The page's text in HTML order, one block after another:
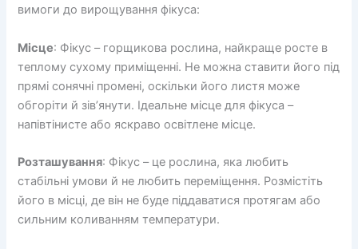
вимоги до вирощування фікуса:
Місце: Фікус – горщикова рослина, найкраще росте в
теплому сухому приміщенні. Не можна ставити його під
прямі сонячні промені, оскільки його листя може
обгоріти й зів’янути. Ідеальне місце для фікуса –
напівтінисте або яскраво освітлене місце.
Розташування: Фікус – це рослина, яка любить
стабільні умови й не любить переміщення. Розмістіть
його в місці, де він не буде піддаватися протягам або
сильним коливанням температури.